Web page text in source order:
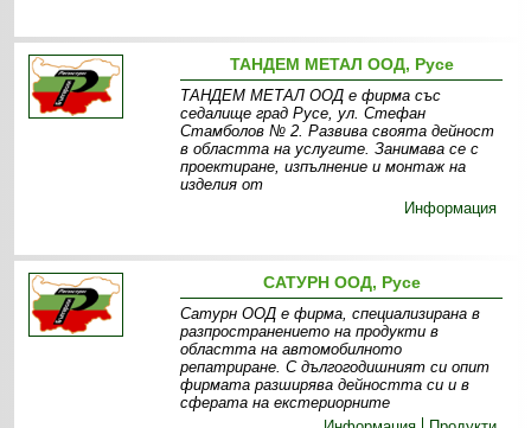
ТАНДЕМ МЕТАЛ ООД, Русе
ТАНДЕМ МЕТАЛ ООД е фирма със
седалище град Русе, ул. Стефан
Стамболов № 2. Развива своята дейност
в областта на услугите. Занимава се с
проектиране, изпълнение и монтаж на
изделия от
Информация
САТУРН ООД, Русе
Сатурн ООД е фирма, специализирана в
разпространението на продукти в
областта на автомобилното
репатриране. С дългогодишният си опит
фирмата разширява дейността си и в
сферата на екстериорните